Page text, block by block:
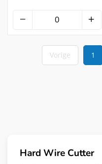
Vorige 1
Hard Wire Cutter